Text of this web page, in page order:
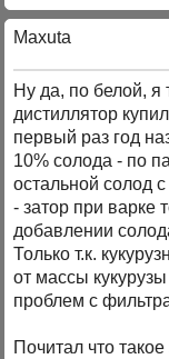
Maxuta
Ну да, по белой, я
дистиллятор
первый раз год
10% солода - по
остальной солод
- затор при варке
добавлении
Только т.к.
от массы
проблем с
Почитал что